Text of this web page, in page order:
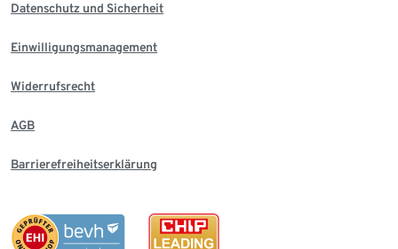
Datenschutz und Sicherheit
Einwilligungsmanagement
Widerrufsrecht
AGB
Barrierefreiheitserklärung